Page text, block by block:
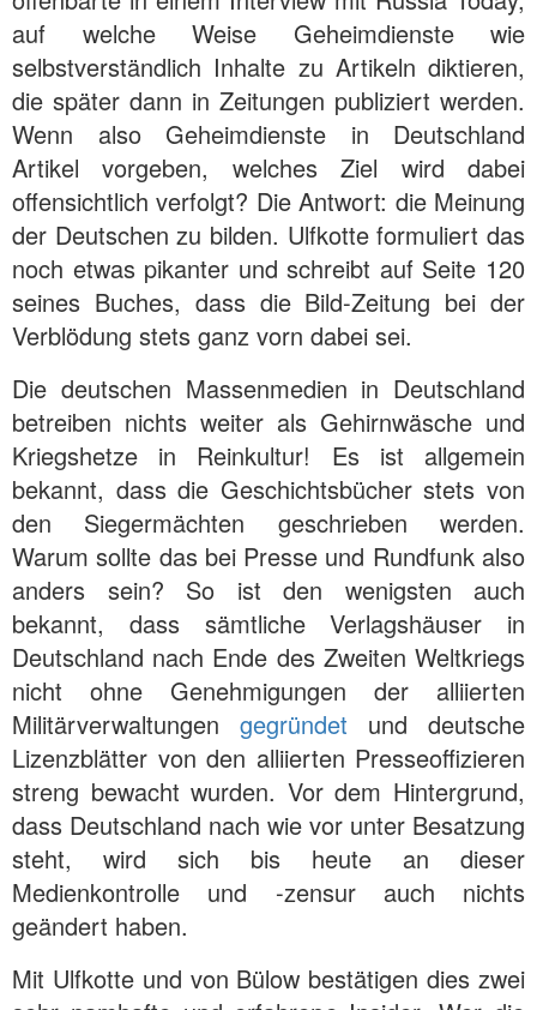
auf welche Weise Geheimdienste wie
selbstverständlich Inhalte zu Artikeln diktieren,
die später dann in Zeitungen publiziert werden.
Wenn also Geheimdienste in Deutschland
Artikel vorgeben, welches Ziel wird dabei
offensichtlich verfolgt? Die Antwort: die Meinung
der Deutschen zu bilden. Ulfkotte formuliert das
noch etwas pikanter und schreibt auf Seite 120
seines Buches, dass die Bild-Zeitung bei der
Verblödung stets ganz vorn dabei sei.
Die deutschen Massenmedien in Deutschland
betreiben nichts weiter als Gehirnwäsche und
Kriegshetze in Reinkultur! Es ist allgemein
bekannt, dass die Geschichtsbücher stets von
den Siegermächten geschrieben werden.
Warum sollte das bei Presse und Rundfunk also
anders sein? So ist den wenigsten auch
bekannt, dass sämtliche Verlagshäuser in
Deutschland nach Ende des Zweiten Weltkriegs
nicht ohne Genehmigungen der alliierten
Militärverwaltungen gegründet und deutsche
Lizenzblätter von den alliierten Presseoffizieren
streng bewacht wurden. Vor dem Hintergrund,
dass Deutschland nach wie vor unter Besatzung
steht, wird sich bis heute an dieser
Medienkontrolle und -zensur auch nichts
geändert haben.
Mit Ulfkotte und von Bülow bestätigen dies zwei